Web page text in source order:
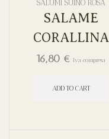
SALUMI SUINO ROSA
SALAME
CORALLINA
16,80 € Iva compresa
ADD TO CART